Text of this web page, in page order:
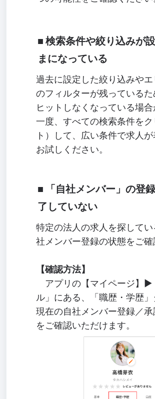
検索条件や絞り込みが
まになっている
過去に設定した絞り込みや
のフィルターが残っている
ヒットしなくなっている場合
一度、すべての検索条件をク
ト）して、広い条件で求人
お試しください。
「自社メンバー」の登
了していない
特定の法人の求人を探してい
社メンバー登録の状態をご確
【確認方法】
アプリの【マイページ】▶
ル」にある、「職歴・学歴」
現在の自社メンバー登録／承
をご確認いただけます。